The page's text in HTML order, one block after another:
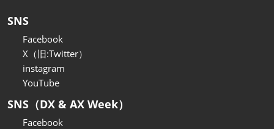
SNS
Facebook
X（旧:Twitter）
instagram
YouTube
SNS（DX & AX Week）
Facebook